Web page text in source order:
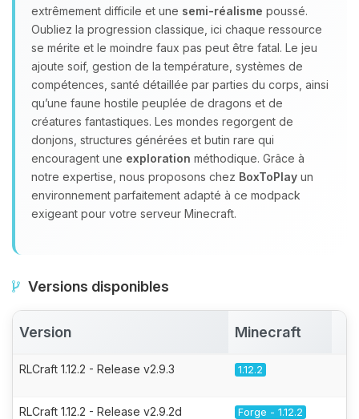
extrêmement difficile et une semi‑réalisme poussé.
Oubliez la progression classique, ici chaque ressource
se mérite et le moindre faux pas peut être fatal. Le jeu
ajoute soif, gestion de la température, systèmes de
compétences, santé détaillée par parties du corps, ainsi
qu’une faune hostile peuplée de dragons et de
créatures fantastiques. Les mondes regorgent de
donjons, structures générées et butin rare qui
encouragent une exploration méthodique. Grâce à
notre expertise, nous proposons chez BoxToPlay un
environnement parfaitement adapté à ce modpack
exigeant pour votre serveur Minecraft.
Versions disponibles
Version Minecraft
RLCraft 1.12.2 - Release v2.9.3 1.12.2
RLCraft 1.12.2 - Release v2.9.2d Forge - 1.12.2